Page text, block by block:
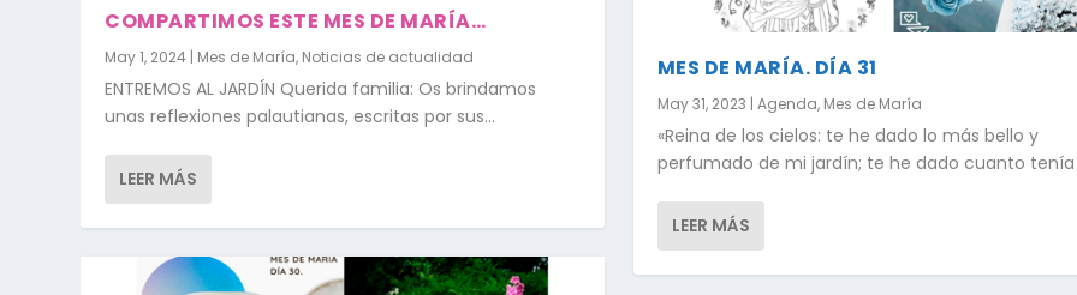
COMPARTIMOS ESTE MES DE MARÍA…
May 1, 2024 | Mes de María, Noticias de actualidad
ENTREMOS AL JARDÍN Querida familia: Os brindamos
unas reflexiones palautianas, escritas por sus...
LEER MÁS
MES DE MARÍA. DÍA 31
May 31, 2023 | Agenda, Mes de María
«Reina de los cielos: te he dado lo más bello y
perfumado de mi jardín; te he dado cuanto tenía
LEER MÁS